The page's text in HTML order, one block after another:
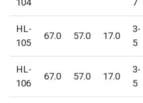
HL-
105
67.0 57.0 17.0
3-
5
HL-
106
67.0 57.0 17.0
3-
5